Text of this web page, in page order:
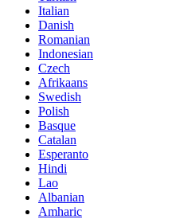
Italian
Danish
Romanian
Indonesian
Czech
Afrikaans
Swedish
Polish
Basque
Catalan
Esperanto
Hindi
Lao
Albanian
Amharic